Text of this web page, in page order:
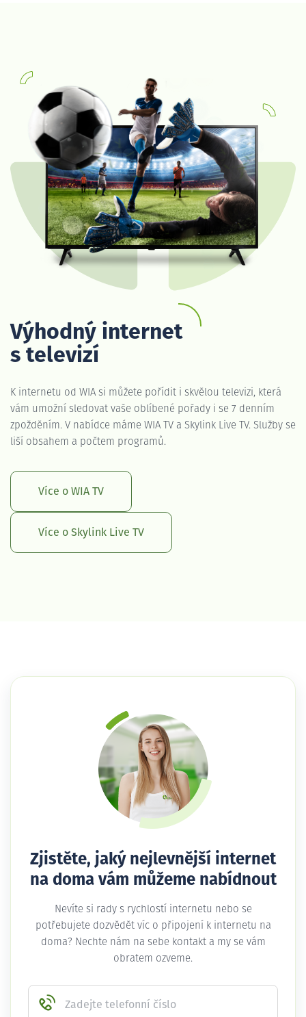
Výhodný internet
s televizí
K internetu od WIA si můžete pořídit i skvělou televizi, která
vám umožní sledovat vaše oblíbené pořady i se 7 denním
zpožděním. V nabídce máme WIA TV a Skylink Live TV. Služby se
liší obsahem a počtem programů.
Více o WIA TV
Více o Skylink Live TV
Zjistěte, jaký nejlevnější internet
na doma vám můžeme nabídnout
Nevíte si rady s rychlostí internetu nebo se
potřebujete dozvědět víc o připojení k internetu na
doma? Nechte nám na sebe kontakt a my se vám
obratem ozveme.
Zadejte telefonní číslo